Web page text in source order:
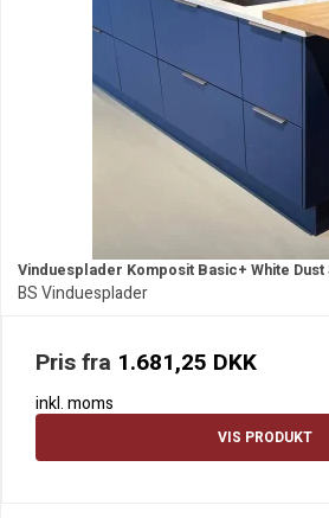
Vinduesplader Komposit Basic+ White Dust
BS Vinduesplader
Pris fra 1.681,25 DKK
inkl. moms
VIS PRODUKT